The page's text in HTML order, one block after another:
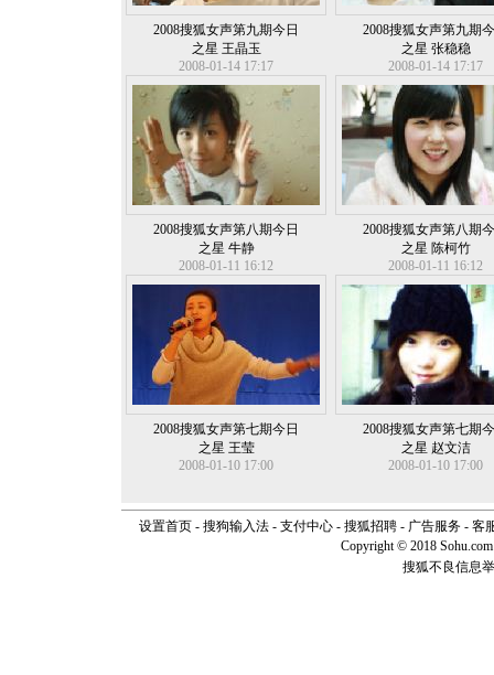
2008搜狐女声第九期今日
之星 王晶玉
2008-01-14 17:17
2008搜狐女声第九期
之星 张稳稳
2008-01-14 17:17
2008搜狐女声第八期今日
之星 牛静
2008-01-11 16:12
2008搜狐女声第八期
之星 陈柯竹
2008-01-11 16:12
2008搜狐女声第七期今日
之星 王莹
2008-01-10 17:00
2008搜狐女声第七期
之星 赵文洁
2008-01-10 17:00
设置首页- 搜狗输入法- 支付中心- 搜狐招聘- 广告服务- 客
Copyright © 2018
搜狐不良信息